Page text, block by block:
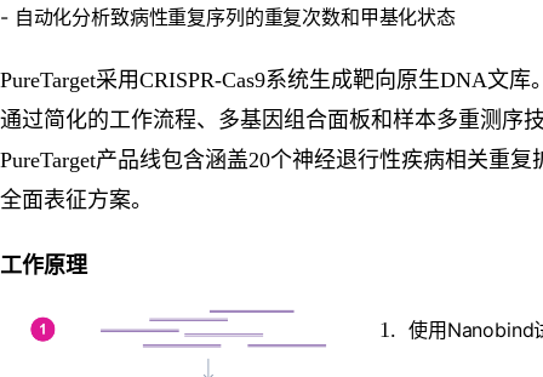
- 自动化分析致病性重复序列的重复次数和甲基化状态
PureTarget采用CRISPR-Cas9系统生成靶向原生DNA文
通过简化的工作流程、多基因组合面板和样本多重测序
PureTarget产品线包含涵盖20个神经退行性疾病相关重
全面表征方案。
工作原理
1. 使用Nanobind